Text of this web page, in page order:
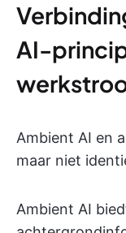
AI-
Ambient AI en
maar niet
Ambient AI